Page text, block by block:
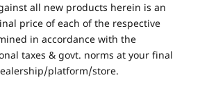
all new products herein is an
price of each of the respective
in accordance with the
taxes & govt. norms at your final
platform/store.